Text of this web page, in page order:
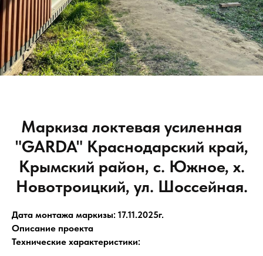
Маркиза локтевая усиленная
"GARDA" Краснодарский край,
Крымский район, с. Южное, х.
Новотроицкий, ул. Шоссейная.
Дата монтажа маркизы: 17.11.2025г.
Описание проекта
Технические характеристики: